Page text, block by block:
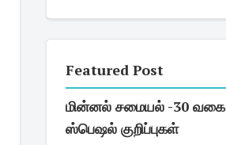
Featured Post
மின்னல் சமையல் -30 வகை
ஸ்பெஷல் குறிப்புகள்